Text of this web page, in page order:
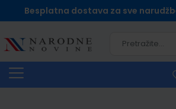
Besplatna dostava za sve